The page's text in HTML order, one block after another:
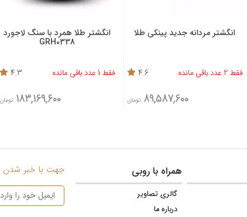
انگشتر مردانه جدید پینکی طلا
فقط 2 عدد باقی مانده 4.6
89,587,600 تومان
انگشتر طلا همرد با سنگ لاجورد
GRH0338
فقط 1 عدد باقی مانده 4.3
183,169,600 تومان
همراه با روبی
گالری تصاویر
درباره ما
جهت با خبر شدن